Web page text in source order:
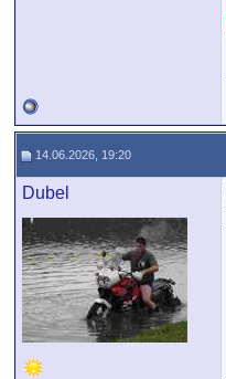
14.06.2026, 19:20
Dubel